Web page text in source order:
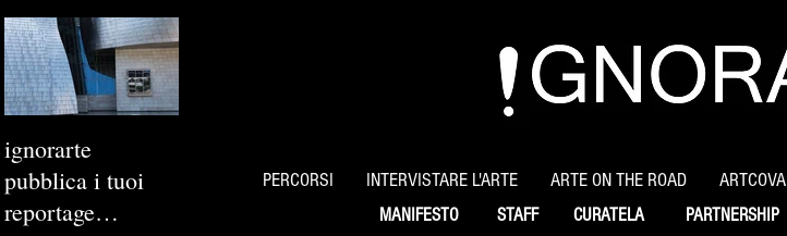
ignorarte
pubblica i tuoi
reportage
PERCORSI INTERVISTARE L'ARTE ARTE ON THE ROAD ARTCOVA
MANIFESTO STAFF CURATELA PARTNERSHIP